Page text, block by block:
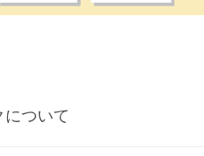
について